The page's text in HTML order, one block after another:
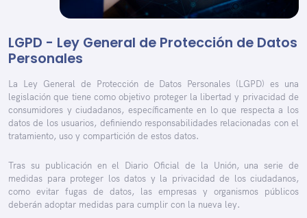
LGPD - Ley General de Protección de Datos
Personales
La Ley General de Protección de Datos Personales (LGPD) es una
legislación que tiene como objetivo proteger la libertad y privacidad de
consumidores y ciudadanos, específicamente en lo que respecta a los
datos de los usuarios, definiendo responsabilidades relacionadas con el
tratamiento, uso y compartición de estos datos.
Tras su publicación en el Diario Oficial de la Unión, una serie de
medidas para proteger los datos y la privacidad de los ciudadanos,
como evitar fugas de datos, las empresas y organismos públicos
deberán adoptar medidas para cumplir con la nueva ley.